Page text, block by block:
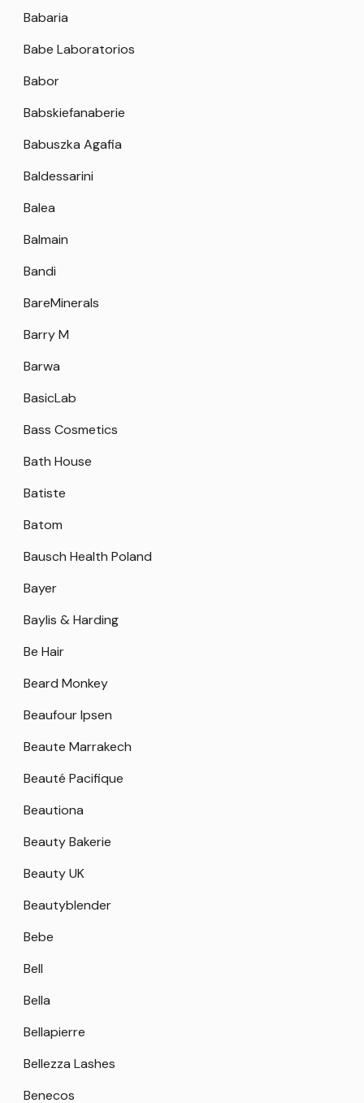
Babaria
Babe Laboratorios
Babor
Babskiefanaberie
Babuszka Agafia
Baldessarini
Balea
Balmain
Bandi
BareMinerals
Barry M
Barwa
BasicLab
Bass Cosmetics
Bath House
Batiste
Batom
Bausch Health Poland
Bayer
Baylis & Harding
Be Hair
Beard Monkey
Beaufour Ipsen
Beaute Marrakech
Beauté Pacifique
Beautiona
Beauty Bakerie
Beauty UK
Beautyblender
Bebe
Bell
Bella
Bellapierre
Bellezza Lashes
Benecos